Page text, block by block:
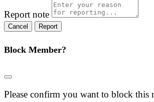
Report note
Report
Block Member?
Please confirm you want to block this